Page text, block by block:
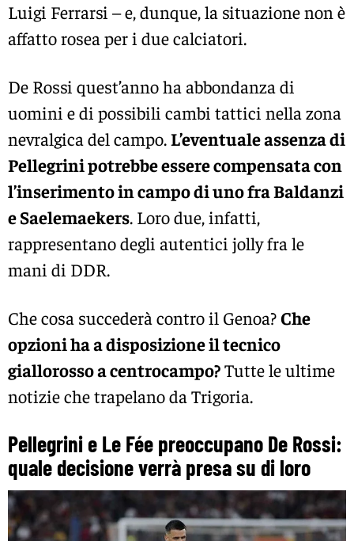
Luigi Ferrarsi – e, dunque, la situazione non è
affatto rosea per i due calciatori.
De Rossi quest’anno ha abbondanza di
uomini e di possibili cambi tattici nella zona
nevralgica del campo.L’eventuale assenza di
Pellegrini potrebbe essere compensata con
l’inserimento in campo di uno fra Baldanzi
e Saelemaekers. Loro due, infatti,
rappresentano degli autentici jolly fra le
mani di DDR.
Che cosa succederà contro il Genoa?Che
opzioni ha a disposizione il tecnico
giallorosso a centrocampo?Tutte le ultime
notizie che trapelano da Trigoria.
Pellegrini e Le Fée preoccupano De Rossi:
quale decisione verrà presa su di loro